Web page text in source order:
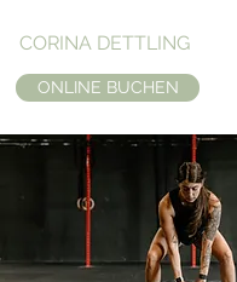
CORINA DETTLING
ONLINE BUCHEN